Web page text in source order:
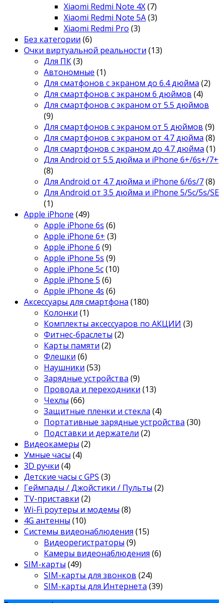
Xiaomi Redmi Note 4X(7)
Xiaomi Redmi Note 5A(3)
Xiaomi Redmi Pro (3)
Без категории (6)
Очки виртуальной реальности (13)
Для ПК(3)
Автономные (1)
Для сматфонов с экраном до 6.4 дюйма (2)
Для смартфонов с экраном 6 дюймов (4)
Для смартфонов с экраном от 5.5 дюймов
(9)
Для смартфонов с экраном от 5 дюймов (9)
Для смартфонов с экраном от 4.7 дюйма (8)
Для смартфонов с экраном до 4.7 дюйма (1)
Для Android от 5.5 дюйма и iPhone 6+/6s+/7+
(8)
Для Android от 4.7 дюйма и iPhone 6/6s/7(8)
Для Android от 3.5 дюйма и iPhone 5/5c/5s/SE
(1)
Apple iPhone (49)
Apple iPhone 6s (6)
Apple iPhone 6+ (3)
Apple iPhone 6 (9)
Apple iPhone 5s (9)
Apple iPhone 5c(10)
Apple iPhone 5 (6)
Apple iPhone 4s (6)
Аксессуары для смартфона (180)
Колонки (1)
Комплекты аксессуаров по АКЦИИ (3)
Фитнес-браслеты (2)
Карты памяти (2)
Флешки (6)
Наушники (53)
Зарядные устройства (9)
Провода и переходники (13)
Чехлы (66)
Защитные пленки и стекла (4)
Портативные зарядные устройства (30)
Подставки и держатели (2)
Видеокамеры (2)
Умные часы (4)
3D ручки (4)
Детские часы с GPS (3)
Геймпады / Джойстики / Пульты (2)
TV-приставки (2)
Wi-Fi роутеры и модемы (8)
4G антенны (10)
Системы видеонаблюдения (15)
Видеорегистраторы (9)
Камеры видеонаблюдения (6)
SIM-карты (49)
SIM-карты для звонков (24)
SIM-карты для Интернета (39)